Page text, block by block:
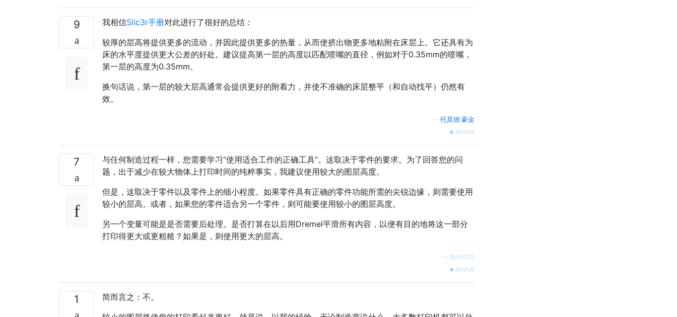
9 我相信Slic3r手册对此进行了很好的总结：
较厚的层高将提供更多的流动，并因此提供更多的热量，从而使挤出物更多地粘附在床层上。它还具有为
床的水平度提供更大公差的好处。建议提高第一层的高度以匹配喷嘴的直径，例如对于0.35mm的喷嘴，
第一层的高度为0.35mm。
换句话说，第一层的较大层高通常会提供更好的附着力，并使不准确的床层整平（和自动找平）仍然有
效。
托莫德·豪金
source
7
与任何制造过程一样，您需要学习“使用适合工作的正确工具”。这取决于零件的要求。为了回答您的问
题，出于减少在较大物体上打印时间的纯粹事实，我建议使用较大的图层高度。
但是，这取决于零件以及零件上的细小程度。如果零件具有正确的零件功能所需的尖锐边缘，则需要使用
较小的层高。或者，如果您的零件适合另一个零件，则可能要使用较小的图层高度。
另一个变量可能是是否需要后处理。是否打算在以后用Dremel平滑所有内容，以便有目的地将这一部分
打印得更大或更粗糙？如果是，则使用更大的层高。
tbm0115
source
1
简而言之：不。